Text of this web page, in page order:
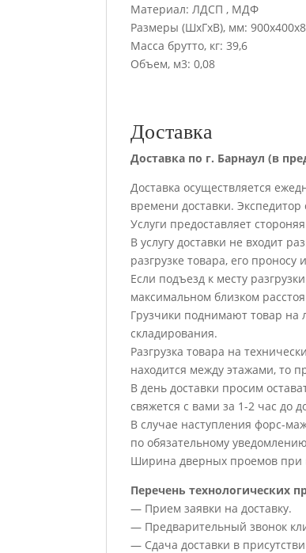
Материал: ЛДСП , МДФ
Размеры (ШхГхВ), мм:
Масса брутто, кг: 39,6
Объем, м3: 0,08
Доставка
Доставка по г. Барнаул (в
Доставка осуществляется
времени доставки. Экспедитор
Услуги предоставляет
В услугу доставки не входит
разгрузке товара, его
Если подъезд к месту
максимальном близком
Грузчики поднимают товар на
складирования.
Разгрузка товара на
находится между этажами, то
В день доставки просим
свяжется с вами за 1-2 час до
В случае наступления форс-
по обязательному
Ширина дверных проемов при
Перечень технологических
— Прием заявки на доставку.
— Предварительный звонок
— Сдача доставки в